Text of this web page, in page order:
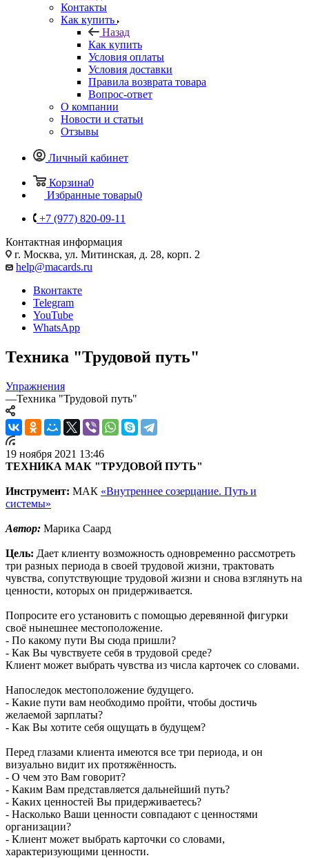
Контакты
Как купить
Назад
Как купить
Условия оплаты
Условия доставки
Правила возврата товара
Вопрос-ответ
О компании
Новости и статьи
Отзывы
Личный кабинет
Корзина0
Избранные товары0
+7 (977) 820-09-11
Контактная информация
г. Москва, ул. Митинская, д. 28, корп. 2
help@macards.ru
Вконтакте
Telegram
YouTube
WhatsApp
Техника "Трудовой путь"
Упражнения
—Техника "Трудовой путь"
19 ноября 2021 13:46
ТЕХНИКА МАК "ТРУДОВОЙ ПУТЬ"
Инструмент: МАК «Внутреннее созерцание. Путь и
системы»
Автор: Марика Саард
Цель: Дает клиенту возможность одновременно рассмотреть
три разных периода в своей трудовой жизни, трактовать
чувства, сопутствующие трудовой жизни и снова взглянуть на
ценности, которых он придерживается.
Попросите его установить с помощью деревянной фигурки
своё нынешнее местоположение.
- По какому пути Вы сюда пришли?
- Как Вы чувствуете себя в трудовой среде?
Клиент может выбрать чувства из числа карточек со словами.
Напоследок местоположение будущего.
- Какие пути вам необходимо пройти, чтобы достичь
желаемой зарплаты?
- Как Вы хотите себя ощущать в будущем?
Перед глазами клиента имеются все три периода, и он
визуально видит их протяжённость.
- О чем это Вам говорит?
- Каким Вам представляется дальнейший путь?
- Каких ценностей Вы придерживаетесь?
- Насколько Ваши ценности совпадают с ценностями
организации?
- Клиент может выбрать карточки со словами,
характеризующими ценности.